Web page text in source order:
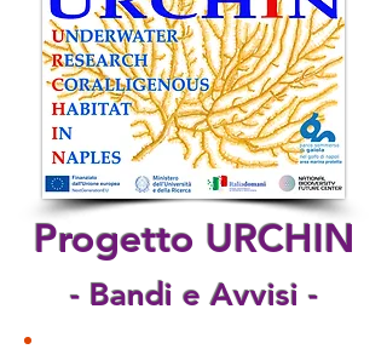
Progetto URCHIN
- Bandi e Avvisi -